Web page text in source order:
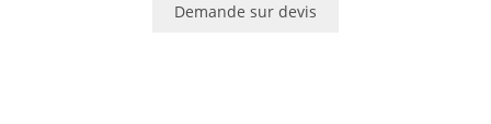
Demande sur devis